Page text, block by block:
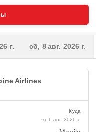
г. сб, 8 авг. 2026 г.
Airlines
Куда
чт, 6 авг. 2026 г.